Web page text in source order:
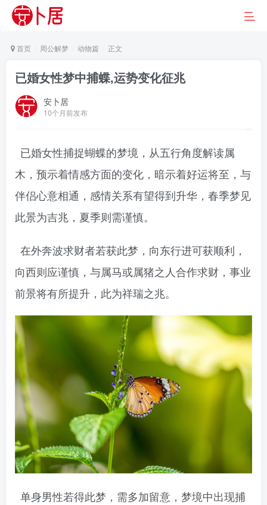
首页 周公解梦 动物篇 正文
已婚女性梦中捕蝶,运势变化征兆
安卜居
10个月前发布
已婚女性捕捉蝴蝶的梦境，从五行角度解读属
木，预示着情感方面的变化，暗示着好运将至，与
伴侣心意相通，感情关系有望得到升华，春季梦见
此景为吉兆，夏季则需谨慎。
在外奔波求财者若获此梦，向东行进可获顺利，
向西则应谨慎，与属马或属猪之人合作求财，事业
前景将有所提升，此为祥瑞之兆。
单身男性若得此梦，需多加留意，梦境中出现捕